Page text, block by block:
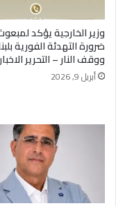
وزير الخارجية يؤكد
ضرورة التهدئة الفورية
ووقف النار – التحرير
أبريل 9, 2026